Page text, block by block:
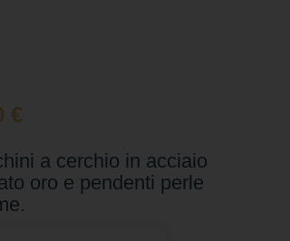
€
a cerchio in acciaio
oro e pendenti perle